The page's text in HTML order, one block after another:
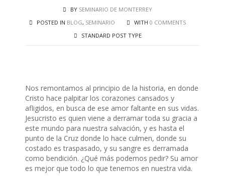
BY SEMINARIO DE MONTERREY
POSTED IN BLOG, SEMINARIO WITH 0 COMMENTS
STANDARD POST TYPE
Nos remontamos al principio de la historia, en donde
Cristo hace palpitar los corazones cansados y
afligidos, en busca de ese amor faltante en sus vidas.
Jesucristo es quien viene a derramar toda su gracia a
este mundo para nuestra salvación, y es hasta el
punto de la Cruz donde lo hace culmen, donde su
costado es traspasado, y su sangre es derramada
como bendición. ¿Qué más podemos pedir? Su amor
es mejor que todo lo que tenemos en nuestra vida.